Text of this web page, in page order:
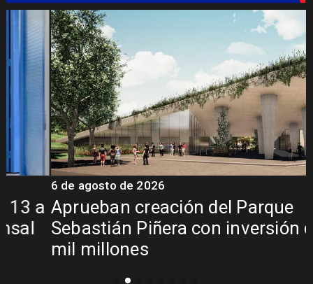
Aprueban creación del Parque
Sebastián Piñera con inversión de $4
mil millones
6 de agosto de 2026